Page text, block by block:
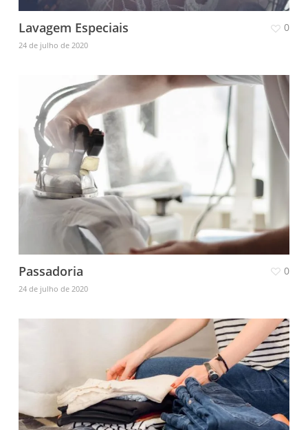
Lavagem Especiais
24 de julho de 2020
0
Passadoria
24 de julho de 2020
0